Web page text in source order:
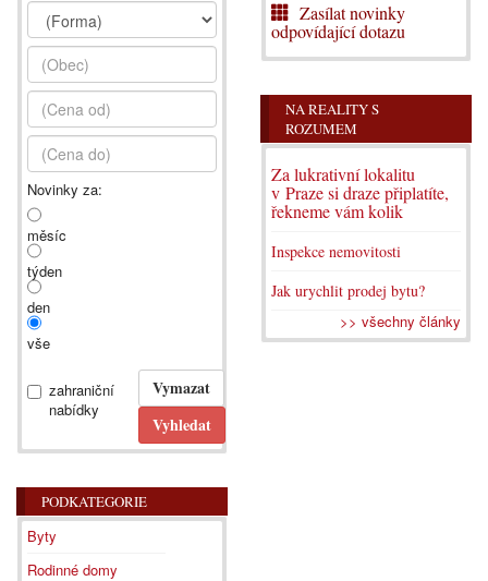
Novinky za:
měsíc
týden
den
vše
zahraniční
nabídky
PODKATEGORIE
Byty
Rodinné domy
Zasílat novinky
odpovídající dotazu
NA REALITY S
ROZUMEM
Za lukrativní lokalitu
v Praze si draze připlatíte,
řekneme vám kolik
Inspekce nemovitosti
Jak urychlit prodej bytu?
>> všechny články